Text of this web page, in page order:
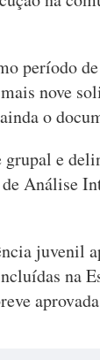
período
nove
o
e
Análise
juvenil
na